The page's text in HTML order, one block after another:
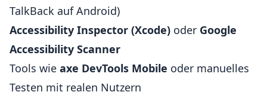
TalkBack auf Android)
Accessibility Inspector (Xcode) oder Google
Accessibility Scanner
Tools wie axe DevTools Mobile oder manuelles
Testen mit realen Nutzern